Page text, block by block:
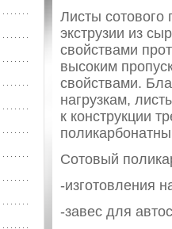
Листы сотового
экструзии из
свойствами
высоким
свойствами.
нагрузкам,
к конструкции
Сотовый
-изготовления
-завес для